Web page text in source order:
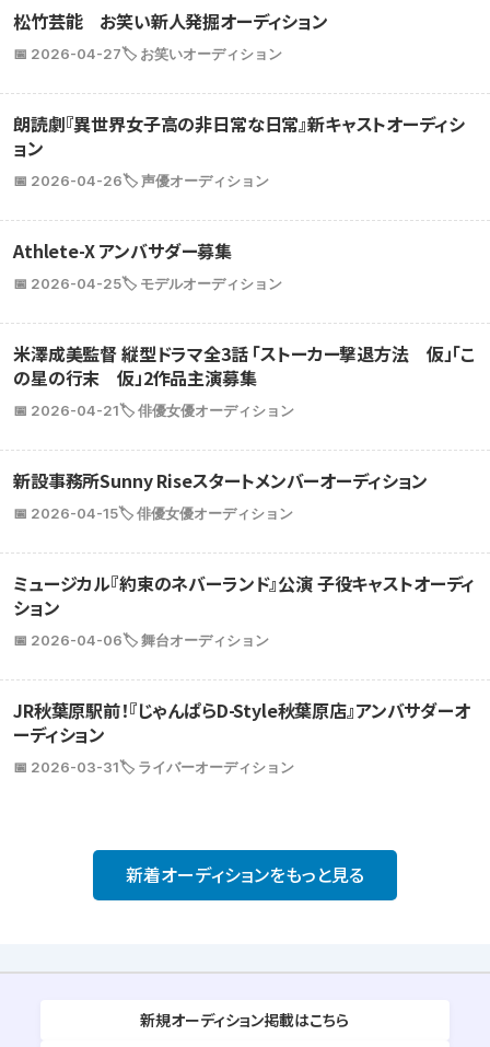
松竹芸能 お笑い新人発掘オーディション
📅 2026-04-27🏷️ お笑いオーディション
朗読劇『異世界女子高の非日常な日常』新キャストオーディシ
ョン
📅 2026-04-26🏷️ 声優オーディション
Athlete-X アンバサダー募集
📅 2026-04-25🏷️ モデルオーディション
米澤成美監督 縦型ドラマ全3話 「ストーカー撃退方法 仮」「こ
の星の行末 仮」2作品主演募集
📅 2026-04-21🏷️ 俳優女優オーディション
新設事務所Sunny Riseスタートメンバーオーディション
📅 2026-04-15🏷️ 俳優女優オーディション
ミュージカル『約束のネバーランド』公演 子役キャストオーディ
ション
📅 2026-04-06🏷️ 舞台オーディション
JR秋葉原駅前！『じゃんぱらD-Style秋葉原店』アンバサダーオ
ーディション
📅 2026-03-31🏷️ ライバーオーディション
新着オーディションをもっと見る
新規オーディション掲載はこちら